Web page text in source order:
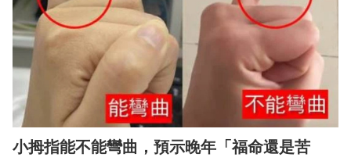
小拇指能不能彎曲，預示晚年「福命還是苦